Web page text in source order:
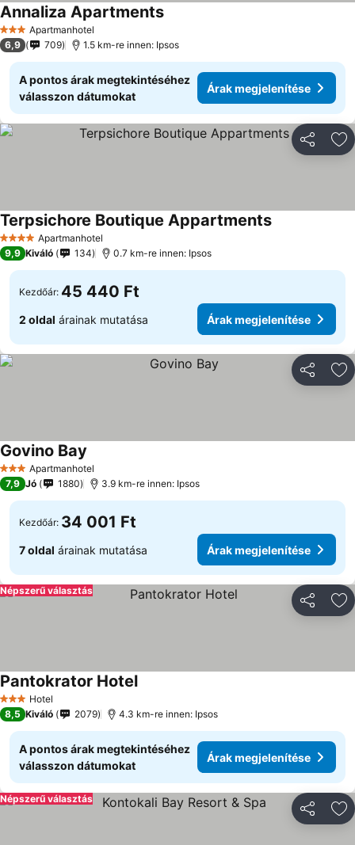
3 KategóriaApartmanhotel
Annaliza ApartmentsÁrak megjelenítése
6,9 709 1.5 km-re innen: Ipsos
A pontos árak megtekintéséhez
válasszon dátumokat
Árak megjelenítése
4 KategóriaApartmanhotel
Terpsichore Boutique AppartmentsÁrak
9,9 Kiváló 134 0.7 km-re innen: Ipsos
Kezdőár: 45 440 Ft
2 oldal árainak mutatása Árak megjelenítése
3 KategóriaApartmanhotel
Govino Bay
7,9 Jó 1880 3.9 km-re innen: Ipsos
Kezdőár: 34 001 Ft
7 oldal árainak mutatása Árak megjelenítése
Népszerű választás
3 Kategória
Hotel
Pantokrator HotelÁrak megjelenítése
8,5 Kiváló 2079 4.3 km-re innen: Ipsos
A pontos árak megtekintéséhez
válasszon dátumokat
Árak megjelenítése
Népszerű választás